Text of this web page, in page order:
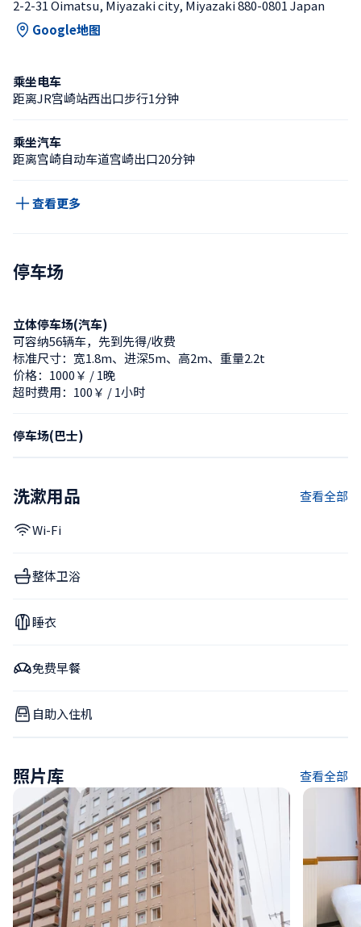
2-2-31 Oimatsu, Miyazaki city, Miyazaki 880-0801 Japan
Google地图
乘坐电车
距离JR宫崎站西出口步行1分钟
乘坐汽车
距离宫崎自动车道宫崎出口20分钟
查看更多
停车场
立体停车场(汽车)
可容纳56辆车，先到先得/收费
标准尺寸：宽1.8m、进深5m、高2m、重量2.2t
价格：1000￥ / 1晚
超时费用：100￥ / 1小时
停车场(巴士)
洗漱用品 查看全部
Wi-Fi
整体卫浴
睡衣
免费早餐
自助入住机
照片库 查看全部